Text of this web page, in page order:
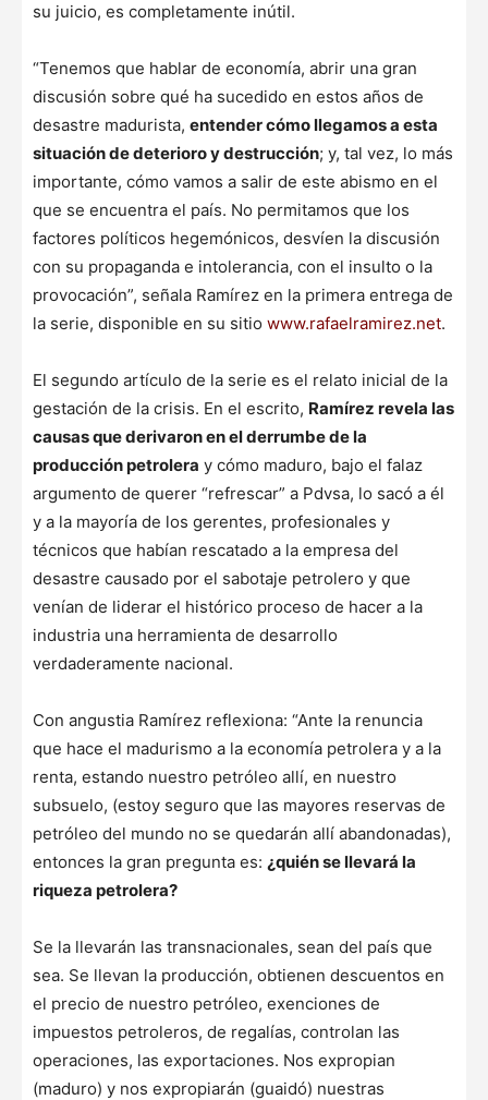
su juicio, es completamente inútil.
“Tenemos que hablar de economía, abrir una gran
discusión sobre qué ha sucedido en estos años de
desastre madurista, entender cómo llegamos a esta
situación de deterioro y destrucción; y, tal vez, lo más
importante, cómo vamos a salir de este abismo en el
que se encuentra el país. No permitamos que los
factores políticos hegemónicos, desvíen la discusión
con su propaganda e intolerancia, con el insulto o la
provocación”, señala Ramírez en la primera entrega de
la serie, disponible en su sitio www.rafaelramirez.net.
El segundo artículo de la serie es el relato inicial de la
gestación de la crisis. En el escrito, Ramírez revela las
causas que derivaron en el derrumbe de la
producción petrolera y cómo maduro, bajo el falaz
argumento de querer “refrescar” a Pdvsa, lo sacó a él
y a la mayoría de los gerentes, profesionales y
técnicos que habían rescatado a la empresa del
desastre causado por el sabotaje petrolero y que
venían de liderar el histórico proceso de hacer a la
industria una herramienta de desarrollo
verdaderamente nacional.
Con angustia Ramírez reflexiona: “Ante la renuncia
que hace el madurismo a la economía petrolera y a la
renta, estando nuestro petróleo allí, en nuestro
subsuelo, (estoy seguro que las mayores reservas de
petróleo del mundo no se quedarán allí abandonadas),
entonces la gran pregunta es: ¿quién se llevará la
riqueza petrolera?
Se la llevarán las transnacionales, sean del país que
sea. Se llevan la producción, obtienen descuentos en
el precio de nuestro petróleo, exenciones de
impuestos petroleros, de regalías, controlan las
operaciones, las exportaciones. Nos expropian
(maduro) y nos expropiarán (guaidó) nuestras